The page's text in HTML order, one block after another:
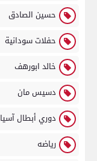
حسين الصادق
حفلات سودانية
خالد ابورهف
دسيس مان
دوري أبطال آسيا 2018
رياضه